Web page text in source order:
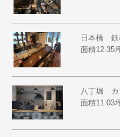
日本橋 鉄
面積12.35
八丁堀 カ
面積11.03